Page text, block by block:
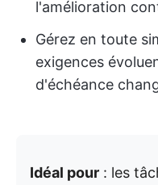
l'amélioration
Gérez en toute
exigences
d'échéance
Idéal pour : les